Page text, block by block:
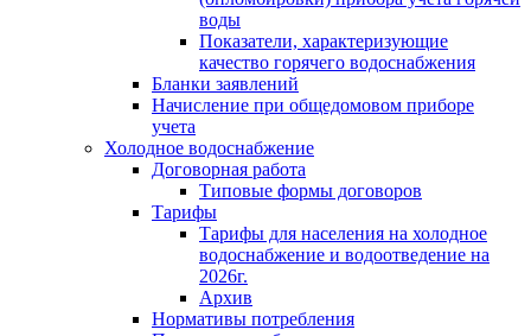
воды
Показатели, характеризующие
качество горячего водоснабжения
Бланки заявлений
Начисление при общедомовом приборе
учета
Холодное водоснабжение
Договорная работа
Типовые формы договоров
Тарифы
Тарифы для населения на холодное
водоснабжение и водоотведение на
2026г.
Архив
Нормативы потребления